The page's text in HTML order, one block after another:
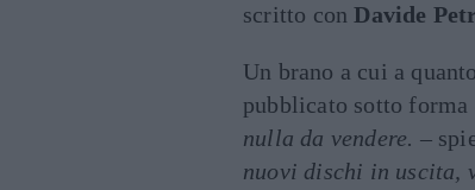
scritto conDavide
Un brano a cui a
pubblicato sotto
nulla da vendere. –
nuovi dischi in uscita,